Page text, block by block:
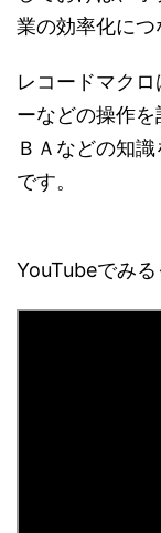
業の効率化につ
レコードマク
ーなどの操作
ＢＡなどの知
です。
YouTubeでみ